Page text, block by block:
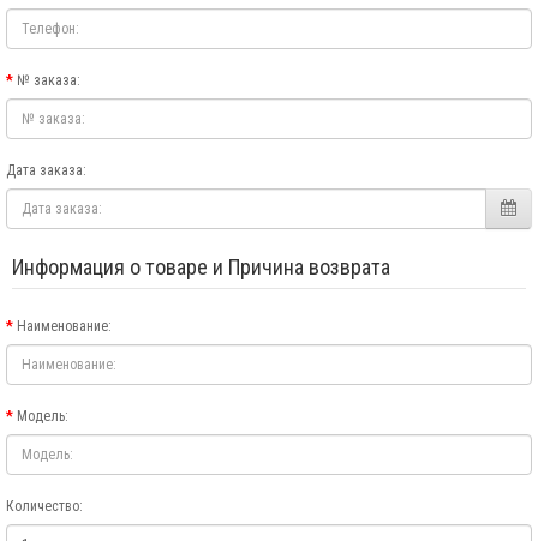
№ заказа:
Дата заказа:
Информация о товаре и Причина возврата
Наименование:
Модель:
Количество: